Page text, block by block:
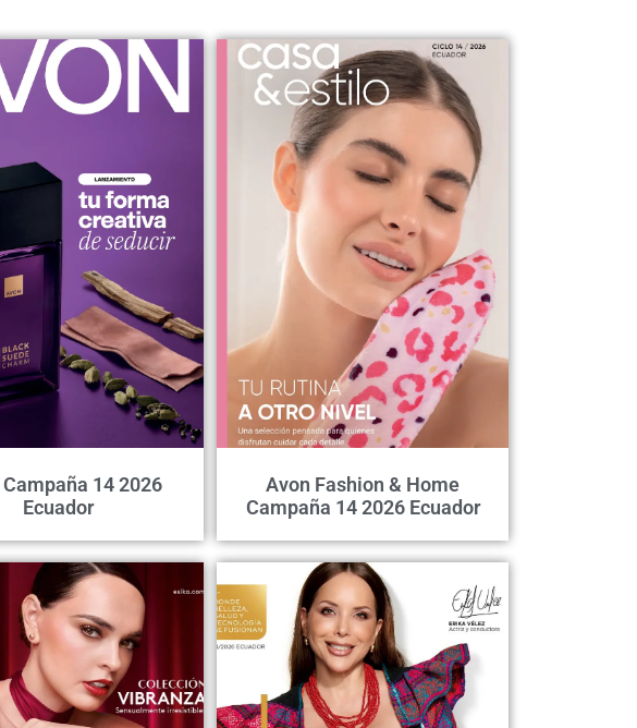
14 2026
Ecuador
Avon Fashion & Home
Campaña 14 2026 Ecuador